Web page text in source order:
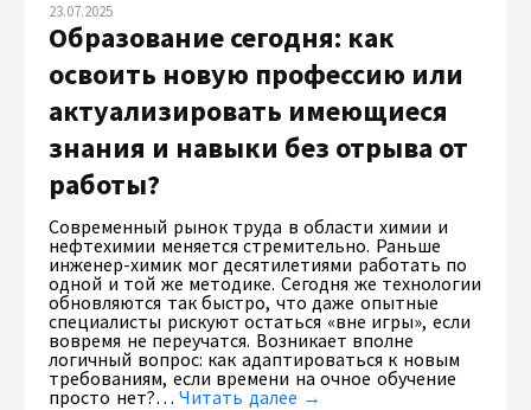
23.07.2025
Образование сегодня: как
освоить новую профессию или
актуализировать имеющиеся
знания и навыки без отрыва от
работы?
Современный рынок труда в области химии и
нефтехимии меняется стремительно. Раньше
инженер-химик мог десятилетиями работать по
одной и той же методике. Сегодня же технологии
обновляются так быстро, что даже опытные
специалисты рискуют остаться «вне игры», если
вовремя не переучатся. Возникает вполне
логичный вопрос: как адаптироваться к новым
требованиям, если времени на очное обучение
просто нет?…Читать далее →